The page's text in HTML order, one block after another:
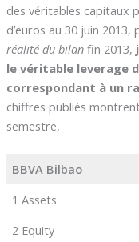
des véritables capitaux
d’euros au 30 juin
réalité du bilan fin 2013,
le véritable leverage
correspondant à un
chiffres publiés
semestre,
BBVA Bilbao
1 Assets
2 Equity